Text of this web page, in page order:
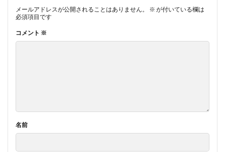
メールアドレスが公開されることはありません。 ※ が付いている欄は
必須項目です
コメント ※
名前